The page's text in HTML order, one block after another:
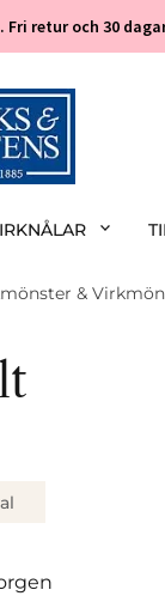
Fri retur och 30
&